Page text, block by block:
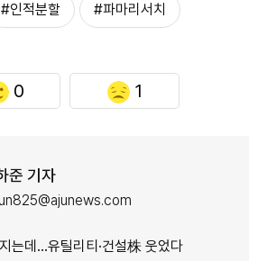
#인적분할 #파마리서치
0 1
준 기자
는데…유틸리티·건설株 웃었다